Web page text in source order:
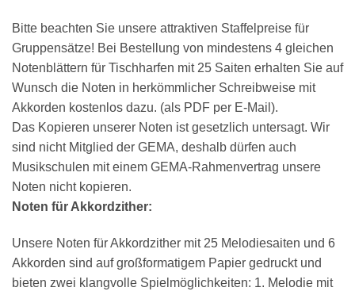
Bitte beachten Sie unsere attraktiven Staffelpreise für
Gruppensätze! Bei Bestellung von mindestens 4 gleichen
Notenblättern für Tischharfen mit 25 Saiten erhalten Sie auf
Wunsch die Noten in herkömmlicher Schreibweise mit
Akkorden kostenlos dazu. (als PDF per E-Mail).
Das Kopieren unserer Noten ist gesetzlich untersagt. Wir
sind nicht Mitglied der GEMA, deshalb dürfen auch
Musikschulen mit einem GEMA-Rahmenvertrag unsere
Noten nicht kopieren.
Noten für Akkordzither:
Unsere Noten für Akkordzither mit 25 Melodiesaiten und 6
Akkorden sind auf großformatigem Papier gedruckt und
bieten zwei klangvolle Spielmöglichkeiten: 1. Melodie mit